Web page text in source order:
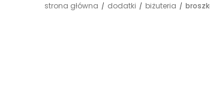
strona główna / dodatki / biżuteria /